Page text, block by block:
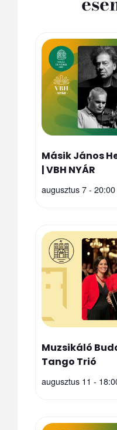
Másik János
| VBH NYÁR
augusztus 7 - 20:00
Muzsikáló
Tango Trió
augusztus 11 -